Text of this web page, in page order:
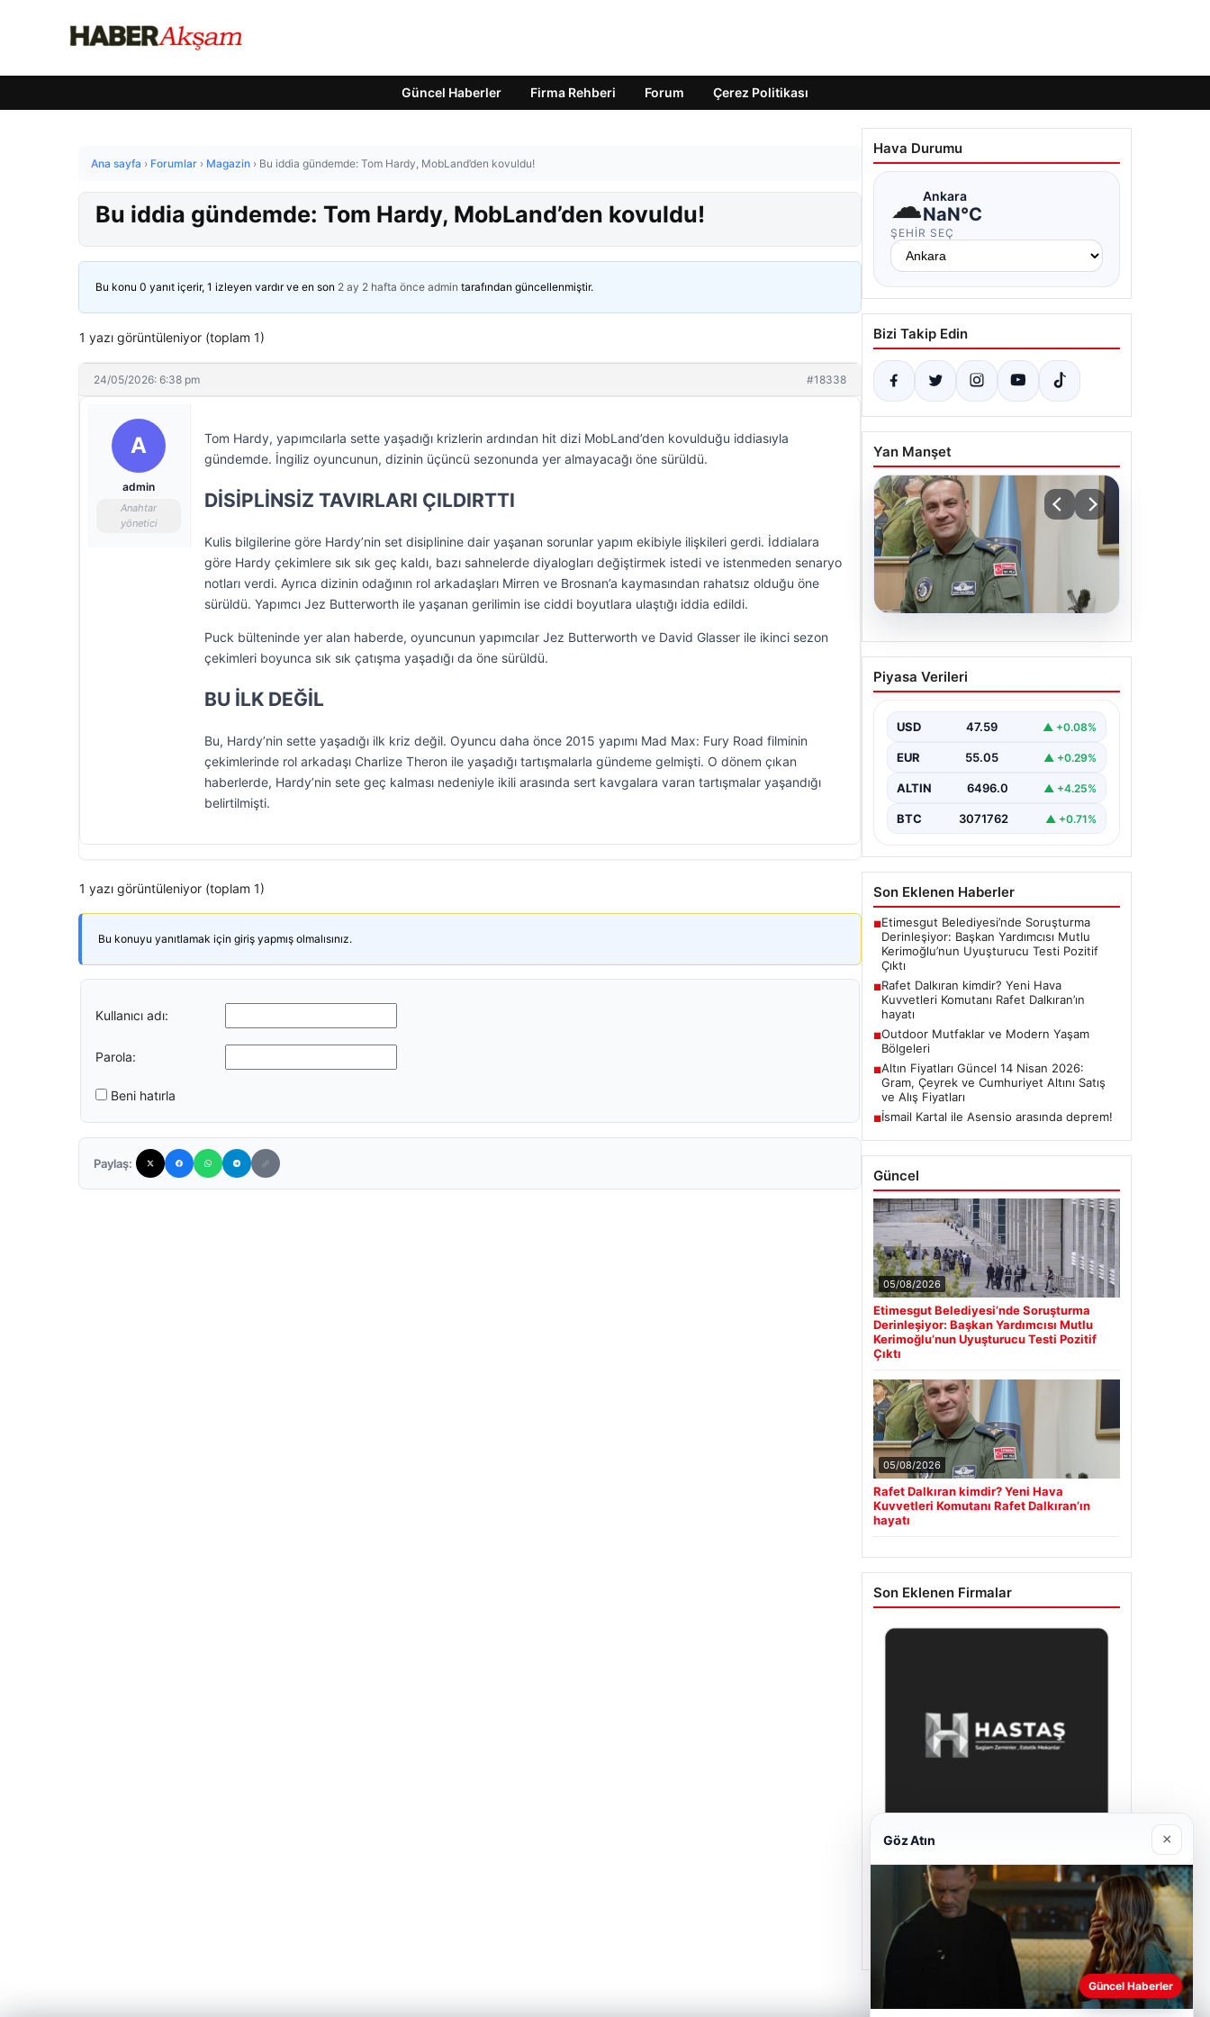
Güncel Haberler Firma Rehberi Forum Çerez Politikası
Ana sayfa › Forumlar › Magazin › Bu iddia gündemde: Tom Hardy, MobLand’den kovuldu!
Bu iddia gündemde: Tom Hardy, MobLand’den kovuldu!
Bu konu 0 yanıt içerir, 1 izleyen vardır ve en son 2 ay 2 hafta önce admin tarafından güncellenmiştir.
1 yazı görüntüleniyor (toplam 1)
24/05/2026: 6:38 pm #18338
A
admin
Anahtar
yönetici
Tom Hardy, yapımcılarla sette yaşadığı krizlerin ardından hit dizi MobLand’den kovulduğu iddiasıyla
gündemde. İngiliz oyuncunun, dizinin üçüncü sezonunda yer almayacağı öne sürüldü.
DİSİPLİNSİZ TAVIRLARI ÇILDIRTTI
Kulis bilgilerine göre Hardy’nin set disiplinine dair yaşanan sorunlar yapım ekibiyle ilişkileri gerdi. İddialara
göre Hardy çekimlere sık sık geç kaldı, bazı sahnelerde diyalogları değiştirmek istedi ve istenmeden senaryo
notları verdi. Ayrıca dizinin odağının rol arkadaşları Mirren ve Brosnan’a kaymasından rahatsız olduğu öne
sürüldü. Yapımcı Jez Butterworth ile yaşanan gerilimin ise ciddi boyutlara ulaştığı iddia edildi.
Puck bülteninde yer alan haberde, oyuncunun yapımcılar Jez Butterworth ve David Glasser ile ikinci sezon
çekimleri boyunca sık sık çatışma yaşadığı da öne sürüldü.
BU İLK DEĞİL
Bu, Hardy’nin sette yaşadığı ilk kriz değil. Oyuncu daha önce 2015 yapımı Mad Max: Fury Road filminin
çekimlerinde rol arkadaşı Charlize Theron ile yaşadığı tartışmalarla gündeme gelmişti. O dönem çıkan
haberlerde, Hardy’nin sete geç kalması nedeniyle ikili arasında sert kavgalara varan tartışmalar yaşandığı
belirtilmişti.
1 yazı görüntüleniyor (toplam 1)
Bu konuyu yanıtlamak için giriş yapmış olmalısınız.
Kullanıcı adı:
Parola:
Beni hatırla
Paylaş:
Hava Durumu
☁Ankara
NaN°C
ŞEHIR SEÇ
Bizi Takip Edin
Yan Manşet
05.08.2026
Rafet Dalkıran kimdir?
Yeni Hava Kuvvetleri
hayatı
Piyasa Verileri
USD 47.59 ▲ +0.08%
EUR 55.05 ▲ +0.29%
ALTIN 6496.0 ▲ +4.25%
BTC 3071762 ▲ +0.71%
Son Eklenen Haberler
■Etimesgut Belediyesi’nde Soruşturma
Derinleşiyor: Başkan Yardımcısı Mutlu
Kerimoğlu’nun Uyuşturucu Testi Pozitif
Çıktı
■Rafet Dalkıran kimdir? Yeni Hava
Kuvvetleri Komutanı Rafet Dalkıran’ın
hayatı
■Outdoor Mutfaklar ve Modern Yaşam
Bölgeleri
■Altın Fiyatları Güncel 14 Nisan 2026:
Gram, Çeyrek ve Cumhuriyet Altını Satış
ve Alış Fiyatları
■İsmail Kartal ile Asensio arasında deprem!
Güncel
05/08/2026
Etimesgut Belediyesi’nde Soruşturma
Derinleşiyor: Başkan Yardımcısı Mutlu
Kerimoğlu’nun Uyuşturucu Testi Pozitif
Çıktı
05/08/2026
Rafet Dalkıran kimdir? Yeni Hava
Kuvvetleri Komutanı Rafet Dalkıran’ın
hayatı
Son Eklenen Firmalar
Hastaş Beton
26/05/2026
Göz Atın ×
Güncel Haberler